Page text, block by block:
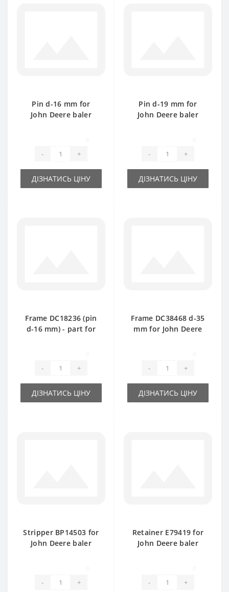
Pin d-16 mm for
John Deere baler
- +
ДІЗНАТИСЬ ЦІНУ
Pin d-19 mm for
John Deere baler
- +
ДІЗНАТИСЬ ЦІНУ
Frame DC18236 (pin
d-16 mm) - part for
- +
ДІЗНАТИСЬ ЦІНУ
Frame DC38468 d-35
mm for John Deere
- +
ДІЗНАТИСЬ ЦІНУ
Stripper BP14503 for
John Deere baler
- +
Retainer Е79419 for
John Deere baler
- +